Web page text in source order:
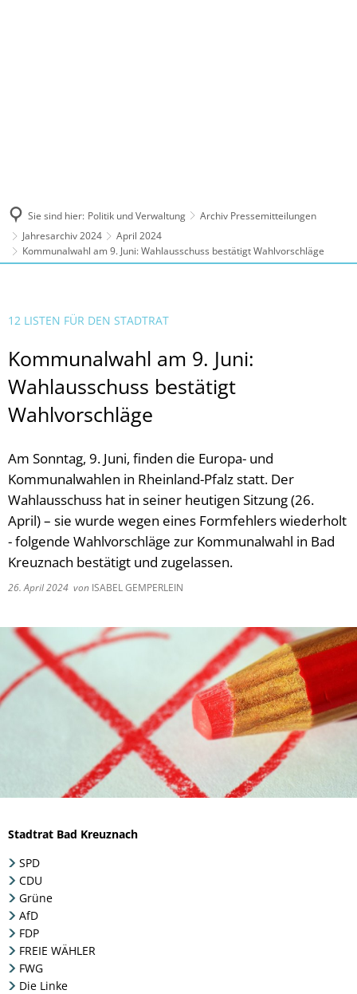
Sie sind hier: Politik und Verwaltung
Archiv Pressemitteilungen
Jahresarchiv 2024
April 2024
Kommunalwahl am 9. Juni: Wahlausschuss bestätigt Wahlvorschläge
12 LISTEN FÜR DEN STADTRAT
Kommunalwahl am 9. Juni:
Wahlausschuss bestätigt
Wahlvorschläge
Am Sonntag, 9. Juni, finden die Europa- und
Kommunalwahlen in Rheinland-Pfalz statt. Der
Wahlausschuss hat in seiner heutigen Sitzung (26.
April) – sie wurde wegen eines Formfehlers wiederholt
- folgende Wahlvorschläge zur Kommunalwahl in Bad
Kreuznach bestätigt und zugelassen.
26. April 2024 von ISABEL GEMPERLEIN
Stadtrat Bad Kreuznach
SPD
CDU
Grüne
AfD
FDP
FREIE WÄHLER
FWG
Die Linke